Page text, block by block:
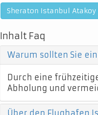
Sheraton Istanbul Atakoy
Inhalt Faq
Warum sollten Sie
Durch eine
Abholung und
Über den Flughafen